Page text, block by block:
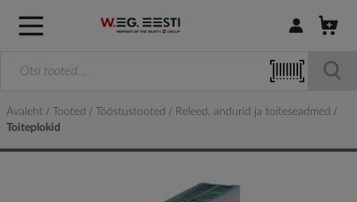
Logi sisse /
Avaleht Tooted Tööstustooted
Releed, andurid ja toiteseadmed
Toiteplokid